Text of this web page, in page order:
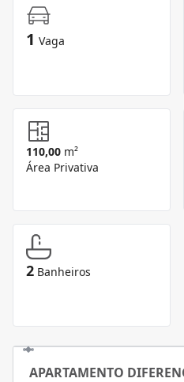
1 Vaga
110,00 m²
Área Privativa
2 Banheiros
APARTAMENTO